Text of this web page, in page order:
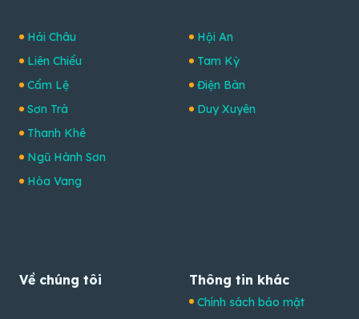
Hải Châu
Liên Chiểu
Cẩm Lệ
Sơn Trà
Thanh Khê
Ngũ Hành Sơn
Hòa Vang
Hội An
Tam Kỳ
Điện Bàn
Duy Xuyên
Về chúng tôi Thông tin khác
Chính sách bảo mật